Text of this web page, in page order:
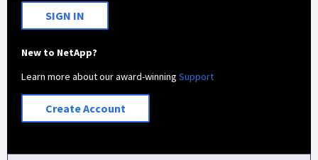
SIGN IN
New to NetApp?
Learn more about our award-winningSupport
Create Account